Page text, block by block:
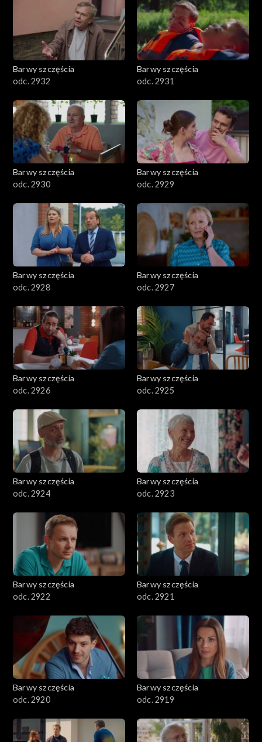
Barwy szczęścia
odc. 2932
Barwy szczęścia
odc. 2931
Barwy szczęścia
odc. 2930
Barwy szczęścia
odc. 2929
Barwy szczęścia
odc. 2928
Barwy szczęścia
odc. 2927
Barwy szczęścia
odc. 2926
Barwy szczęścia
odc. 2925
Barwy szczęścia
odc. 2924
Barwy szczęścia
odc. 2923
Barwy szczęścia
odc. 2922
Barwy szczęścia
odc. 2921
Barwy szczęścia
odc. 2920
Barwy szczęścia
odc. 2919